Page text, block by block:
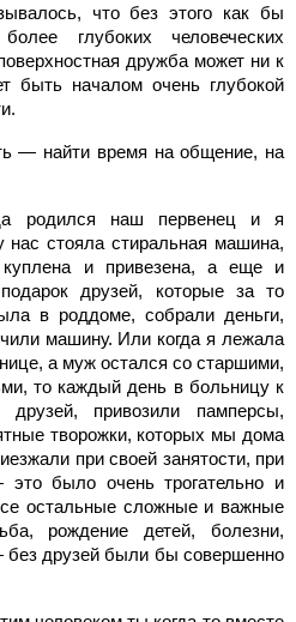
что без этого как бы
глубоких человеческих
дружба может ни к
быть началом очень глубокой
— найти время на общение, на
родился наш первенец и я
стояла стиральная машина,
и привезена, а еще и
друзей, которые за то
в роддоме, собрали деньги,
машину. Или когда я лежала
а муж остался со старшими,
то каждый день в больницу к
привозили памперсы,
творожки, которых мы дома
при своей занятости, при
было очень трогательно и
остальные сложные и важные
рождение детей, болезни,
без друзей были бы совершенно